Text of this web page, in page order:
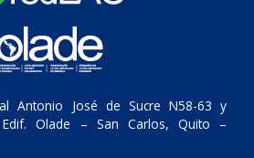
Antonio José de Sucre N58-63 y
Edif. Olade – San Carlos, Quito –